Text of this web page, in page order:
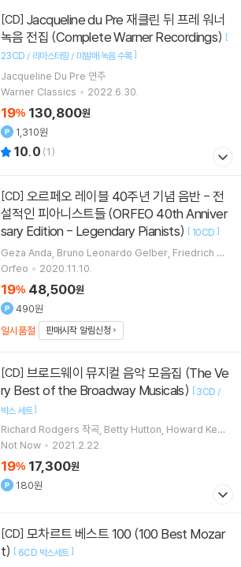
[CD]
녹음 전집 (Complete Warner Recordings) [
23CD / 리마스터링 / 미발매 녹음 수록]
Jacqueline Du Pre 연주
Warner Classics
2022.6.30.
19% 130,800원
1,310원
10.0 (1)
[CD]
설적인 피아니스트들 (ORFEO 40th Anniver
sary Edition - Legendary Pianists) [ 10CD ]
Geza Anda Bruno Leonardo Gelber Friedrich G
ulda Wilhelm Kempff
Orfeo 2020.11.10.
19% 48,500원
490원
일시품절
판매시작 알림신청
[CD]
ry Best of the Broadway Musicals) [3CD /
박스 세트]
Richard Rodgers 작곡 Betty Hutton Howard Keel
노래
Not Now 2021.2.22.
19% 17,300원
180원
[CD]
t) [ 6CD 박스세트]